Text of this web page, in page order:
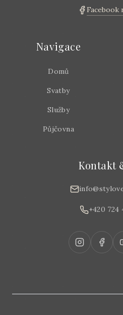
Facebook
Navigace
Domů
Svatby
Služby
Půjčovna
Kontakt
+420 724